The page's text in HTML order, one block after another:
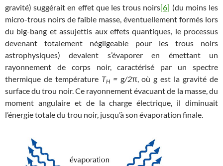
gravité) suggérait en effet que les trous noirs[6] (du moins les
micro-trous noirs de faible masse, éventuellement formés lors
du big-bang et assujettis aux effets quantiques, le processus
devenant totalement négligeable pour les trous noirs
astrophysiques) devaient s’évaporer en émettant un
rayonnement de corps noir, caractérisé par un spectre
thermique de température TH= g/2π, où g est la gravité de
surface du trou noir. Ce rayonnement évacuant de la masse, du
moment angulaire et de la charge électrique, il diminuait
l’énergie totale du trou noir, jusqu’à son évaporation finale.